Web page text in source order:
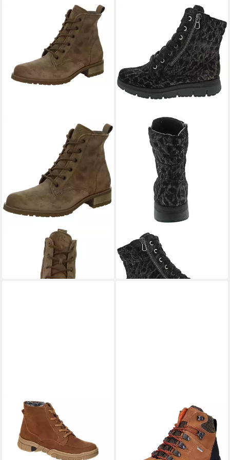
WALDLÄUFER H-Alea
Schnürstiefelette
WALDLÄUFER
Schnürstiefelette
ab 140,00 €